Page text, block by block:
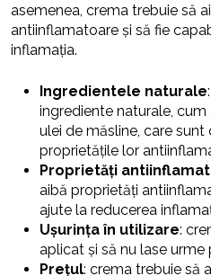
asemenea, crema trebuie să
antiinflamatoare și să fie
inflamația.
Ingredientele naturale
ingrediente naturale, cum
ulei de măsline, care
proprietățile lor
Proprietăți
aibă proprietăți
ajute la reducerea
Ușurința în utilizare:
aplicat și să nu lase urme
Prețul: crema trebuie să